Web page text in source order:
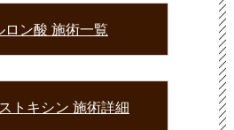
ロン酸 施術一覧
トキシン 施術詳細